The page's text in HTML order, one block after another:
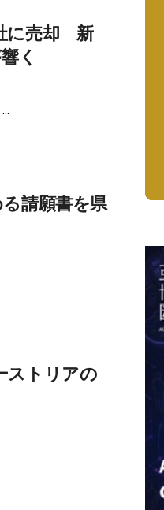
に売却 新
く
請願書を県
ストリアの